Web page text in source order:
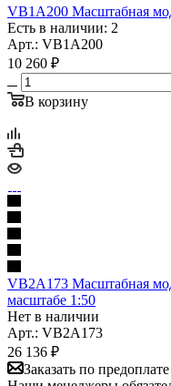
VB1A200 Масштабная
Есть в наличии: 2
Арт.: VB1A200
10 260 ₽
В корзину
VB2A173 Масштабная
масштабе 1:50
Нет в наличии
Арт.: VB2A173
26 136 ₽
Заказать по предоплате